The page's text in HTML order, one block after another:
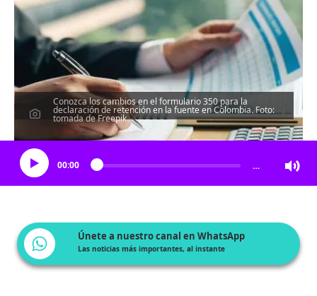
Conozca los cambios en el formulario 350 para la
declaración de retención en la fuente en Colombia. Foto:
tomada de Freepik
Escucha el artículo
00:00 …
Únete a nuestro canal en WhatsApp
Las noticias más importantes, al instante